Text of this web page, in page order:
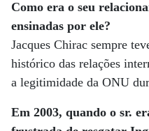
Como era o seu
ensinadas por ele?
Jacques Chirac sempre
histórico das relações
a legitimidade da ONU
Em 2003, quando o sr.